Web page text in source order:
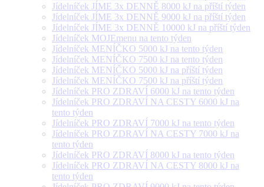
Jídelníček JÍME 3x DENNĚ 8000 kJ na příští týden
Jídelníček JÍME 3x DENNĚ 9000 kJ na příští týden
Jídelníček JÍME 3x DENNĚ 10000 kJ na příští týden
Jídelníček MOJEmenu na tento týden
Jídelníček MENÍČKO 5000 kJ na tento týden
Jídelníček MENÍČKO 7500 kJ na tento týden
Jídelníček MENÍČKO 5000 kJ na příští týden
Jídelníček MENÍČKO 7500 kJ na příští týden
Jídelníček PRO ZDRAVÍ 6000 kJ na tento týden
Jídelníček PRO ZDRAVÍ NA CESTY 6000 kJ na
tento týden
Jídelníček PRO ZDRAVÍ 7000 kJ na tento týden
Jídelníček PRO ZDRAVÍ NA CESTY 7000 kJ na
tento týden
Jídelníček PRO ZDRAVÍ 8000 kJ na tento týden
Jídelníček PRO ZDRAVÍ NA CESTY 8000 kJ na
tento týden